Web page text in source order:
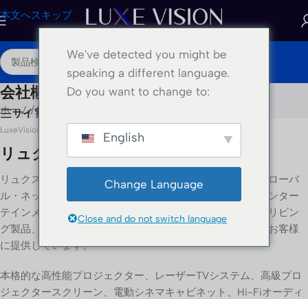
本文へスキップ
会社概要
ホーム/会社概要
サイドバーを表示する
LuxeVision.jp / リュクスビジョン株式会社
リュクスビジョンジャパンについて
リュクス・ビジョン・ジャパンはリュクス・ビジョンのグローバ
ル・ネットワークの一部であり、プレミアム・ホーム・エンター
テインメント、高度なプロジェクション技術、スマート・リビン
グ製品、洗練されたシネマ・ソリューションを日本全国のお客様
に提供しています。
本格的な高性能プロジェクター、レーザーTVシステム、高級プロ
ジェクタースクリーン、電動シネマキャビネット、Hi-Fiオーディ
We've detected you might be
speaking a different language.
Do you want to change to:
English
Change Language
Close and do not switch language